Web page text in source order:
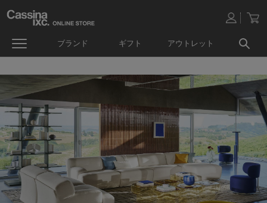
ブランド ギフト アウトレット